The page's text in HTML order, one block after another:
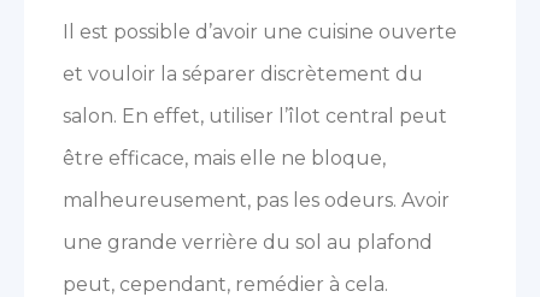
Il est possible d’avoir une cuisine ouverte
et vouloir la séparer discrètement du
salon. En effet, utiliser l’îlot central peut
être efficace, mais elle ne bloque,
malheureusement, pas les odeurs. Avoir
une grande verrière du sol au plafond
peut, cependant, remédier à cela.